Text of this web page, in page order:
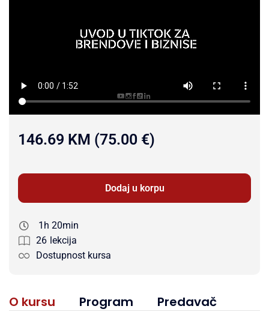
O kursu Program Predavač
146.69 KM (75.00 €)
Dodaj u korpu
1h 20min
26 lekcija
Dostupnost kursa